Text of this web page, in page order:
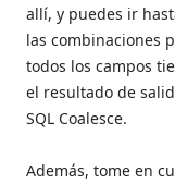
allí, y puedes ir
las combinaciones
todos los campos
el resultado de
SQL Coalesce.
Además, tome en